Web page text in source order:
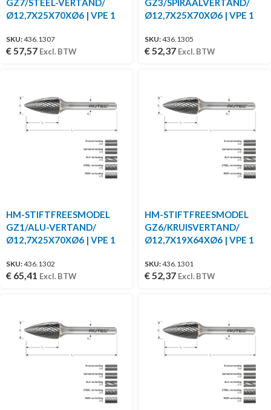
GZ7/STEEL-VERTAND/
Ø12,7X25X70XØ6 | VPE 1
SKU:436.1307
€57,57 Excl. BTW
GZ3/SPIRAALVERTAND/
Ø12,7X25X70XØ6 | VPE 1
SKU:436.1305
€52,37 Excl. BTW
HM-STIFTFREESMODEL
GZ1/ALU-VERTAND/
Ø12,7X25X70XØ6 | VPE 1
SKU:436.1302
€ 65,41 Excl. BTW
HM-STIFTFREESMODEL
GZ6/KRUISVERTAND/
Ø12,7X19X64XØ6 | VPE 1
SKU:436.1301
€52,37 Excl. BTW